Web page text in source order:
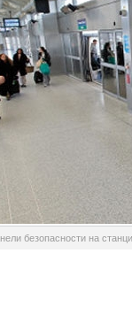
безопасности на